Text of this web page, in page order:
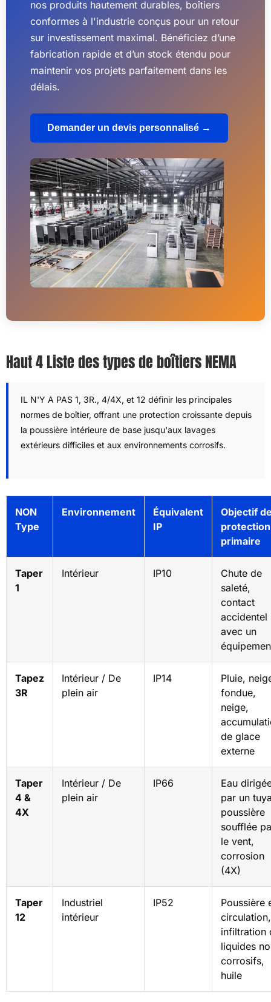
nos produits hautement durables, boîtiers
conformes à l'industrie conçus pour un retour
sur investissement maximal. Bénéficiez d’une
fabrication rapide et d’un stock étendu pour
maintenir vos projets parfaitement dans les
délais.
Demander un devis personnalisé →
Haut 4 Liste des types de boîtiers NEMA
IL N'Y A PAS 1, 3R., 4/4X, et 12 définir les principales
normes de boîtier, offrant une protection croissante depuis
la poussière intérieure de base jusqu'aux lavages
extérieurs difficiles et aux environnements corrosifs.
NON
Type
Environnement
Équivalent
IP
Objectif
protection
primaire
Taper
1
Intérieur IP10
Chute de
saleté,
contact
accidentel
avec un
Tapez
3R
Intérieur / De
plein air
IP14
Pluie,
fondue,
neige,
de glace
externe
Taper
4 &
4X
Intérieur / De
plein air
IP66
Eau
par un
poussière
soufflée
le vent,
corrosion
(4X)
Taper
12
Industriel
intérieur
IP52
Poussière
circulation,
infiltration
liquides
corrosifs,
huile